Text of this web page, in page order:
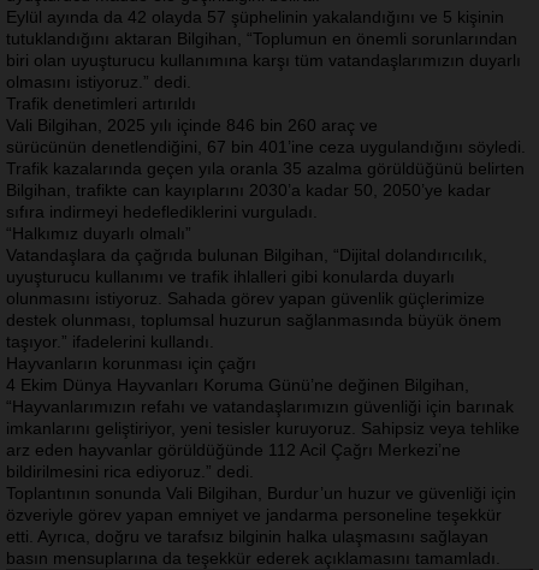
Eylül ayında da 42 olayda 57 şüphelinin yakalandığını ve 5 kişinin
tutuklandığını aktaran Bilgihan, “Toplumun en önemli sorunlarından
biri olan uyuşturucu kullanımına karşı tüm vatandaşlarımızın duyarlı
olmasını istiyoruz.” dedi.
Trafik denetimleri artırıldı
Vali Bilgihan, 2025 yılı içinde 846 bin 260 araç ve
sürücünün denetlendiğini, 67 bin 401’ine ceza uygulandığını söyledi.
Trafik kazalarında geçen yıla oranla 35 azalma görüldüğünü belirten
Bilgihan, trafikte can kayıplarını 2030’a kadar 50, 2050’ye kadar
sıfıra indirmeyi hedeflediklerini vurguladı.
“Halkımız duyarlı olmalı”
Vatandaşlara da çağrıda bulunan Bilgihan, “Dijital dolandırıcılık,
uyuşturucu kullanımı ve trafik ihlalleri gibi konularda duyarlı
olunmasını istiyoruz. Sahada görev yapan güvenlik güçlerimize
destek olunması, toplumsal huzurun sağlanmasında büyük önem
taşıyor.” ifadelerini kullandı.
Hayvanların korunması için çağrı
4 Ekim Dünya Hayvanları Koruma Günü’ne değinen Bilgihan,
“Hayvanlarımızın refahı ve vatandaşlarımızın güvenliği için barınak
imkanlarını geliştiriyor, yeni tesisler kuruyoruz. Sahipsiz veya tehlike
arz eden hayvanlar görüldüğünde 112 Acil Çağrı Merkezi’ne
bildirilmesini rica ediyoruz.” dedi.
Toplantının sonunda Vali Bilgihan, Burdur’un huzur ve güvenliği için
özveriyle görev yapan emniyet ve jandarma personeline teşekkür
etti. Ayrıca, doğru ve tarafsız bilginin halka ulaşmasını sağlayan
basın mensuplarına da teşekkür ederek açıklamasını tamamladı.